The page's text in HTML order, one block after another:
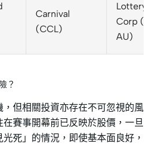
Carnival
(CCL)
Lottery
Corp
AU)
？
但相關投資亦存在不可忽視的風
賽事開幕前已反映於股價，一旦
死」的情況，即使基本面良好，